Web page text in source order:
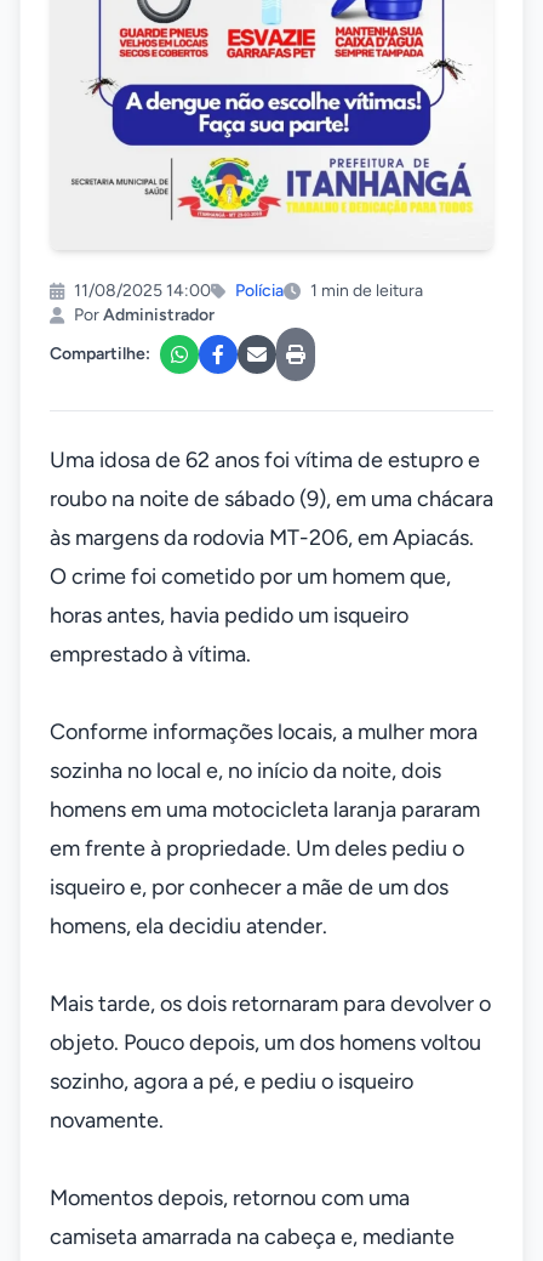
11/08/2025 14:00 Polícia
1 min de leitura
PorAdministrador
Compartilhe:
Uma idosa de 62 anos foi vítima de estupro e
roubo na noite de sábado (9), em uma chácara
às margens da rodovia MT-206, em Apiacás.
O crime foi cometido por um homem que,
horas antes, havia pedido um isqueiro
emprestado à vítima.
Conforme informações locais, a mulher mora
sozinha no local e, no início da noite, dois
homens em uma motocicleta laranja pararam
em frente à propriedade. Um deles pediu o
isqueiro e, por conhecer a mãe de um dos
homens, ela decidiu atender.
Mais tarde, os dois retornaram para devolver o
objeto. Pouco depois, um dos homens voltou
sozinho, agora a pé, e pediu o isqueiro
novamente.
Momentos depois, retornou com uma
camiseta amarrada na cabeça e, mediante